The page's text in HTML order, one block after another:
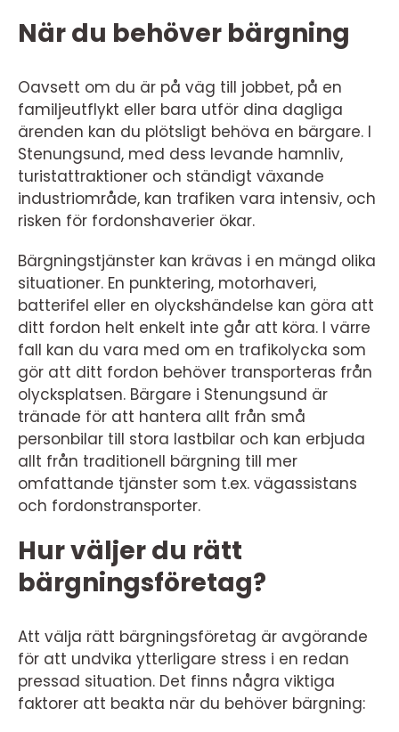
När du behöver bärgning
Oavsett om du är på väg till jobbet, på en
familjeutflykt eller bara utför dina dagliga
ärenden kan du plötsligt behöva en bärgare. I
Stenungsund, med dess levande hamnliv,
turistattraktioner och ständigt växande
industriområde, kan trafiken vara intensiv, och
risken för fordonshaverier ökar.
Bärgningstjänster kan krävas i en mängd olika
situationer. En punktering, motorhaveri,
batterifel eller en olyckshändelse kan göra att
ditt fordon helt enkelt inte går att köra. I värre
fall kan du vara med om en trafikolycka som
gör att ditt fordon behöver transporteras från
olycksplatsen. Bärgare i Stenungsund är
tränade för att hantera allt från små
personbilar till stora lastbilar och kan erbjuda
allt från traditionell bärgning till mer
omfattande tjänster som t.ex. vägassistans
och fordonstransporter.
Hur väljer du rätt
bärgningsföretag?
Att välja rätt bärgningsföretag är avgörande
för att undvika ytterligare stress i en redan
pressad situation. Det finns några viktiga
faktorer att beakta när du behöver bärgning: